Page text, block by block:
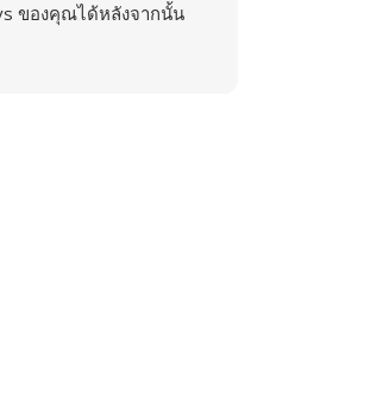
ของคุณได้หลังจากนั้น